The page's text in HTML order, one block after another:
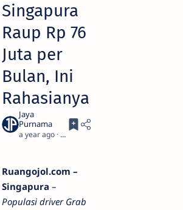
Singapura
Raup Rp 76
Juta per
Bulan, Ini
Rahasianya
a year ago 4
Ruangojol.com –
Singapura –
Populasi driver Grab